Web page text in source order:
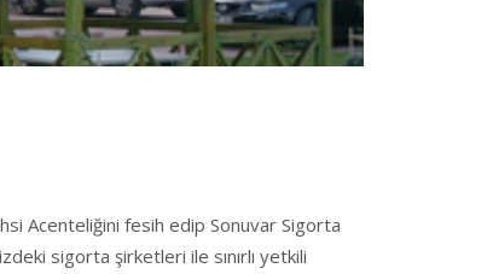
Acenteliğini fesih edip Sonuvar Sigorta
sigorta şirketleri ile sınırlı yetkili